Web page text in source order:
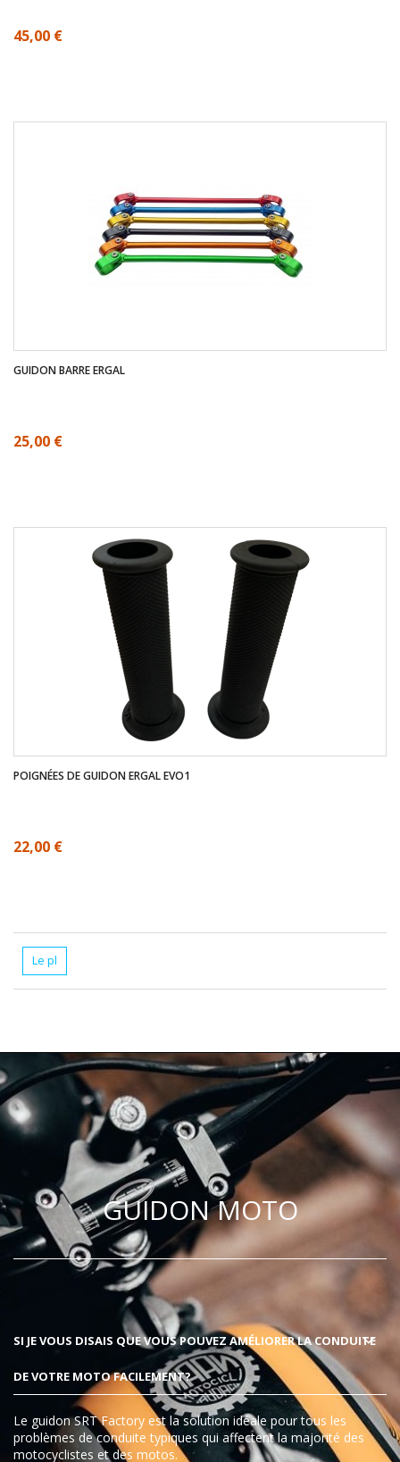
45,00 €
GUIDON BARRE ERGAL
25,00 €
POIGNÉES DE GUIDON ERGAL EVO1
22,00 €
GUIDON MOTO
SI JE VOUS DISAIS QUE VOUS POUVEZ AMÉLIORER LA CONDUITE
DE VOTRE MOTO FACILEMENT?
Le guidon SRT Factory est la solution idéale pour tous les
problèmes de conduite typiques qui affectent la majorité des
motocyclistes et des motos.